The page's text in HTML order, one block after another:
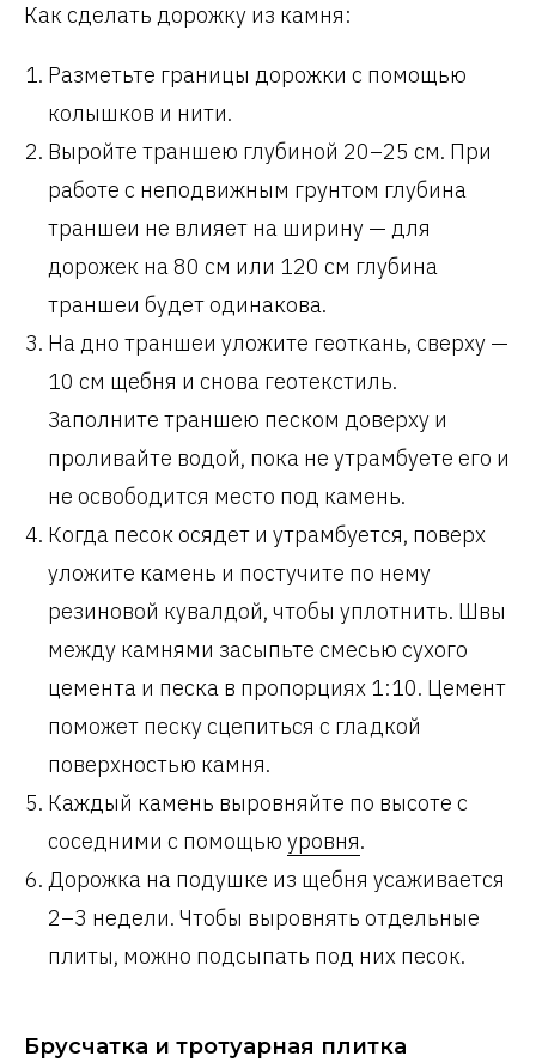
Как сделать дорожку из камня:
Разметьте границы дорожки с помощью
колышков и нити.
Выройте траншею глубиной 20–25 см. При
работе с неподвижным грунтом глубина
траншеи не влияет на ширину — для
дорожек на 80 см или 120 см глубина
траншеи будет одинакова.
На дно траншеи уложите геоткань, сверху —
10 см щебня и снова геотекстиль.
Заполните траншею песком доверху и
проливайте водой, пока не утрамбуете его и
не освободится место под камень.
Когда песок осядет и утрамбуется, поверх
уложите камень и постучите по нему
резиновой кувалдой, чтобы уплотнить. Швы
между камнями засыпьте смесью сухого
цемента и песка в пропорциях 1:10. Цемент
поможет песку сцепиться с гладкой
поверхностью камня.
Каждый камень выровняйте по высоте с
соседними с помощью уровня.
Дорожка на подушке из щебня усаживается
2–3 недели. Чтобы выровнять отдельные
плиты, можно подсыпать под них песок.
Брусчатка и тротуарная плитка